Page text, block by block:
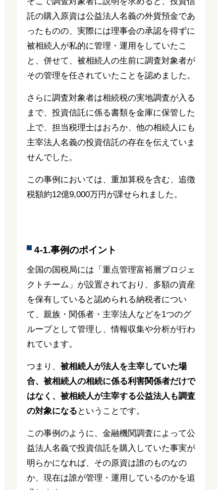
託の購入原資は公益法人名義の外貨預金であ
ったものの、実際には理事会の承認を得ずに
被相続人が私的に管理・運用をしていたこ
と、併せて、被相続人の生前に調査対象者が
その管理を任されていたことを認めました。
さらに調査対象者は相続税の実地調査が入る
まで、投資信託に係る書類を金庫に保管した
上で、担当税理士はおろか、他の相続人にも
主宰法人名義の投資信託の存在を伝えていま
せんでした。
この事例においては、重加算税を含む、追徴
税額約12億9,000万円が課せられました。
4-1.事例のポイント
全国の国税局には「重点管理富裕層プロジェ
クトチーム」が設置されており、多額の資産
を保有していると認められる納税者につい
て、親族・関係者・主宰法人などを1つのグ
ループとして管理し、情報収集や分析が行わ
れています。
つまり、 被相続人が法人を主宰していた場
合、被相続人の相続に係る利害関係者だけで
はなく、被相続人が主宰する公益法人も調査
の対象になる ということです。
この事例のように、金融機関調査によって公
益法人名義で投資信託を購入していた事実が
明らかになれば、その原資は誰のものなの
か、現在は誰が管理・運用しているのかを追